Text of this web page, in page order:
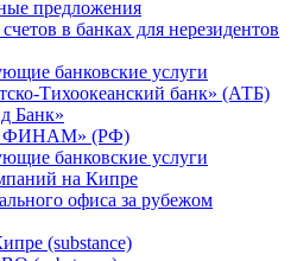
предложения
в банках для нерезидентов
банковские услуги
Тихоокеанский банк» (АТБ)
Банк»
ФИНАМ» (РФ)
банковские услуги
на Кипре
офиса за рубежом
(substance)